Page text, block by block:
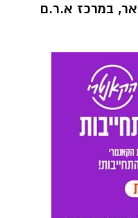
במרכז א.ר.ם